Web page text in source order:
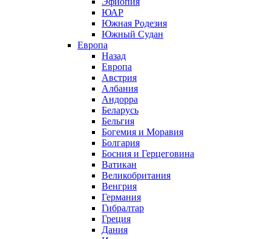
ЮАР
Южная Родезия
Южный Судан
Европа
Назад
Европа
Австрия
Албания
Андорра
Беларусь
Бельгия
Богемия и Моравия
Болгария
Босния и Герцеговина
Ватикан
Великобритания
Венгрия
Германия
Гибралтар
Греция
Дания